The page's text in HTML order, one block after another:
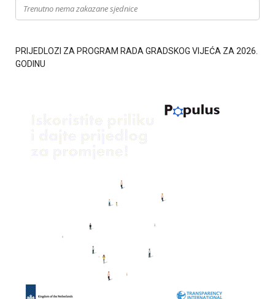
Trenutno nema zakazane sjednice
PRIJEDLOZI ZA PROGRAM RADA GRADSKOG VIJEĆA ZA 2026.
GODINU